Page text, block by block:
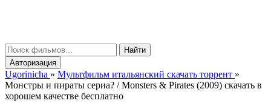
Найти
Авторизация
Ugorinicha » Мультфильм итальянский скачать торрент »
Монстры и пираты сериа? / Monsters & Pirates (2009) скачать в
хорошем качестве бесплатно